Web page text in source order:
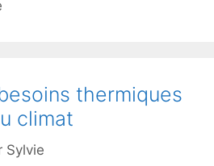
thermiques
climat
Sylvie